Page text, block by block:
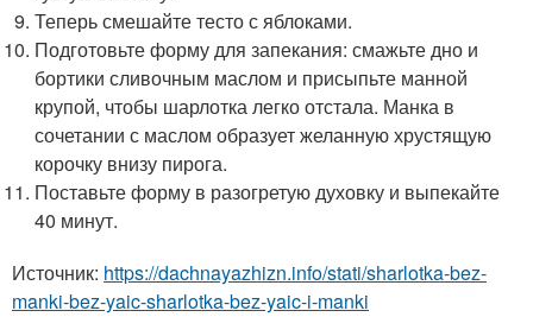
Теперь смешайте тесто с яблоками.
Подготовьте форму для запекания: смажьте дно и
бортики сливочным маслом и присыпьте манной
крупой, чтобы шарлотка легко отстала. Манка в
сочетании с маслом образует желанную хрустящую
корочку внизу пирога.
Поставьте форму в разогретую духовку и выпекайте
40 минут.
Источник: https://dachnayazhizn.info/stati/sharlotka-bez-
manki-bez-yaic-sharlotka-bez-yaic-i-manki